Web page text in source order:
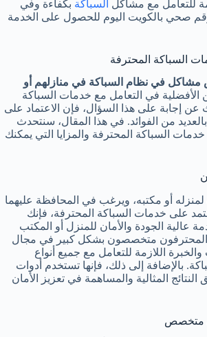
للتعامل مع مشاكل السباكة بكفاءة وفي
صحي بالكويت اليوم للحصول على الخدمة
السباكة المحترفة
مشاكل في نظام السباكة في منازلهم أو
الأفضلية في التعامل مع خدمات السباكة
عن إجابة على هذا السؤال، فإن الاعتماد على
من الفوائد. في هذا المقال، سنتحدث
السباكة المحترفة والمزايا التي يمكنك
أو مكتبه، ويرغب في المحافظة عليهما
على خدمات السباكة المحترفة، فإنك
الجودة والأمان للمنزل أو المكتب
المحترفون متخصصون بشكل كبير في مجال
اللازمة للتعامل مع جميع أنواع
بالإضافة إلى ذلك، فإنها تستخدم أدوات
المثالية والمساهمة في تعزيز الأمان
متخصص